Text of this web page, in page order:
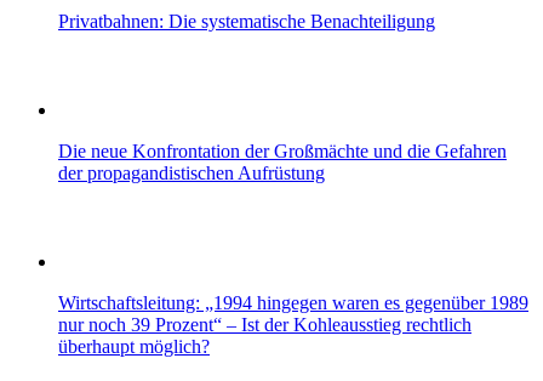
Privatbahnen: Die systematische Benachteiligung
Die neue Konfrontation der Großmächte und die Gefahren
der propagandistischen Aufrüstung
Wirtschaftsleitung: „1994 hingegen waren es gegenüber 1989
nur noch 39 Prozent“ – Ist der Kohleausstieg rechtlich
überhaupt möglich?